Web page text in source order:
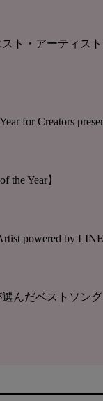
ト・アーティス
for Creators
the Year】
powered by
んだベストソン